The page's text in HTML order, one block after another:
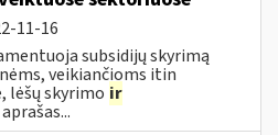
11-16
subsidijų skyrimą
veikiančioms itin
lėšų skyrimo ir